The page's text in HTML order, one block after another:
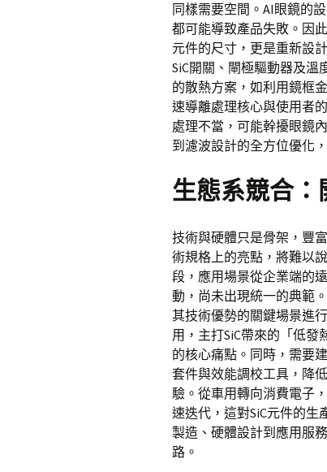
同樣需要空間。AI眼鏡的
都可能導致產品失敗。因
元件的尺寸，更是重新設
SiC開關、閘極驅動器及
的散熱方案，如利用鏡框
速導離處理核心與使用者
處理不當，可能幹擾眼鏡
到濾波設計的全方位優化
生態系競合
技術與硬體只是骨架，豐
術規格上的亮點，將難以
段，應用場景從企業端的
動，尚未出現統一的典範
其技術優勢的關鍵場景進
用，主打SiC帶來的「低
的核心痛點。同時，需要
套件與效能調校工具，降
驗。從車用轉向消費電子
速迭代，這對SiC元件的
製造、硬體設計到應用服
路。